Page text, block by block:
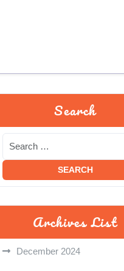
Search
Archives List
December 2024